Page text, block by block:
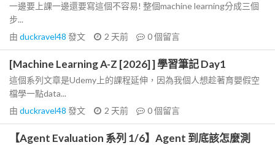
一邊要上課一邊還要寫這個不容易! 整個machine learning分成三個
步...
由 duckravel48 發文 2 天前 0個留言
[Machine Learning A-Z [2026] ] 學習筆記 Day1
這個系列文章是Udemy上的課程延伸，因為我個人想趁著育嬰假空
檔學一點data...
由 duckravel48 發文 2 天前 0個留言
【Agent Evaluation 系列 1/6】Agent 到底該怎麼測